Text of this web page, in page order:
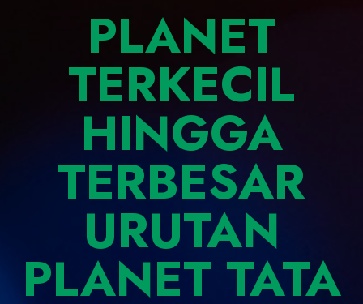
PLANET
TERKECIL
HINGGA
TERBESAR
URUTAN
PLANET TATA